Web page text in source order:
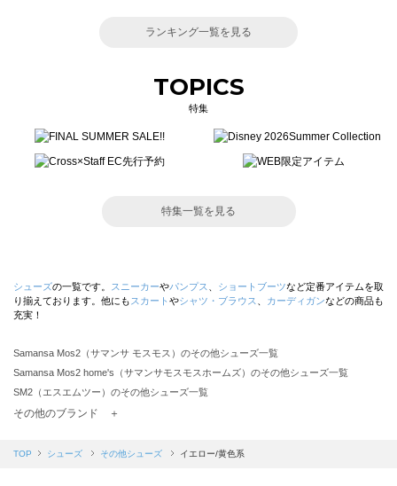
ランキング一覧を見る
TOPICS
特集
特集一覧を見る
シューズの一覧です。 スニーカーやパンプス ショートブーツなど定番アイテムを取
り揃えております。他にも スカート やシャツ・ブラウス カーディガンなどの商品も
充実！
Samansa Mos2（サマンサ モスモス）のその他シューズ一覧
Samansa Mos2 home's（サマンサモスモスホームズ）のその他シューズ一覧
SM2（エスエムツー）のその他シューズ一覧
Samansa Mos2 blue（サマンサモスモス ブルー）のその他シューズ一覧
その他のブランド ＋
TOP シューズ その他シューズ イエロー/黄色系